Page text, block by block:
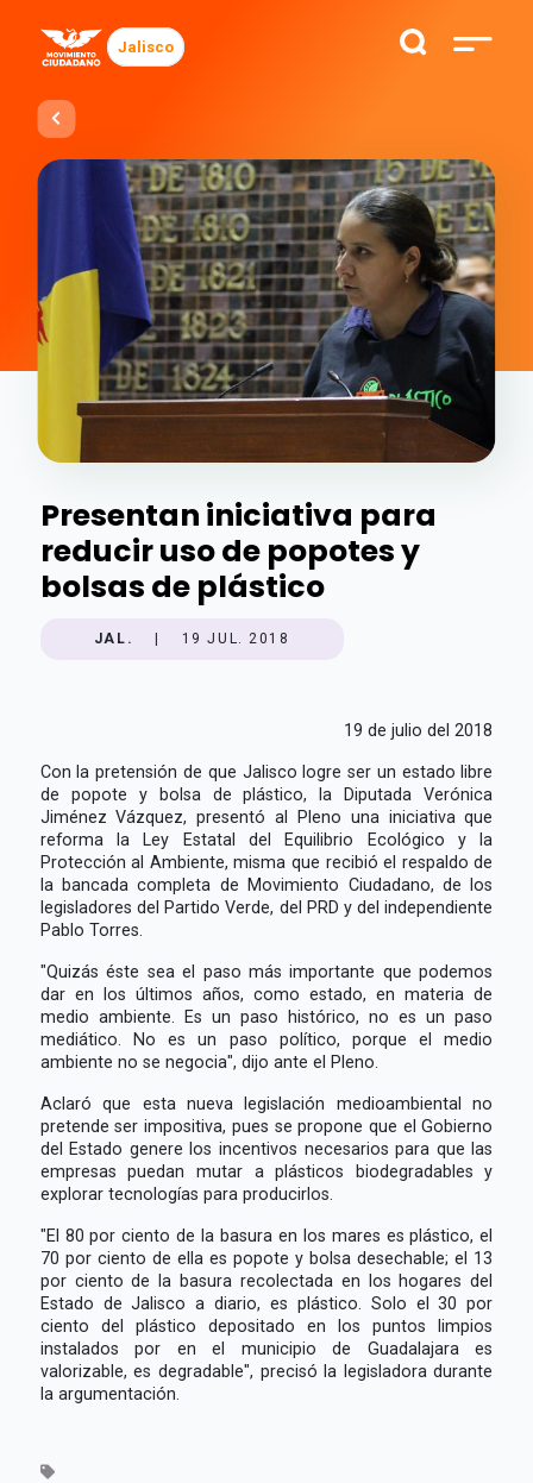
Jalisco
Presentan iniciativa para
reducir uso de popotes y
bolsas de plástico
JAL. 19 JUL. 2018
19 de julio del 2018
Con la pretensión de que Jalisco logre ser un estado libre
de popote y bolsa de plástico, la Diputada Verónica
Jiménez Vázquez, presentó al Pleno una iniciativa que
reforma la Ley Estatal del Equilibrio Ecológico y la
Protección al Ambiente, misma que recibió el respaldo de
la bancada completa de Movimiento Ciudadano, de los
legisladores del Partido Verde, del PRD y del independiente
Pablo Torres.
"Quizás éste sea el paso más importante que podemos
dar en los últimos años, como estado, en materia de
medio ambiente. Es un paso histórico, no es un paso
mediático. No es un paso político, porque el medio
ambiente no se negocia", dijo ante el Pleno.
Aclaró que esta nueva legislación medioambiental no
pretende ser impositiva, pues se propone que el Gobierno
del Estado genere los incentivos necesarios para que las
empresas puedan mutar a plásticos biodegradables y
explorar tecnologías para producirlos.
"El 80 por ciento de la basura en los mares es plástico, el
70 por ciento de ella es popote y bolsa desechable; el 13
por ciento de la basura recolectada en los hogares del
Estado de Jalisco a diario, es plástico. Solo el 30 por
ciento del plástico depositado en los puntos limpios
instalados por en el municipio de Guadalajara es
valorizable, es degradable", precisó la legisladora durante
la argumentación.